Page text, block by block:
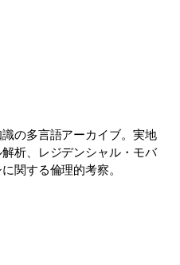
の多言語アーカイブ。実地
析、レジデンシャル・モバ
関する倫理的考察。